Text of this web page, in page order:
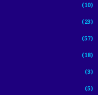
(10)
(23)
(57)
(18)
(3)
(5)